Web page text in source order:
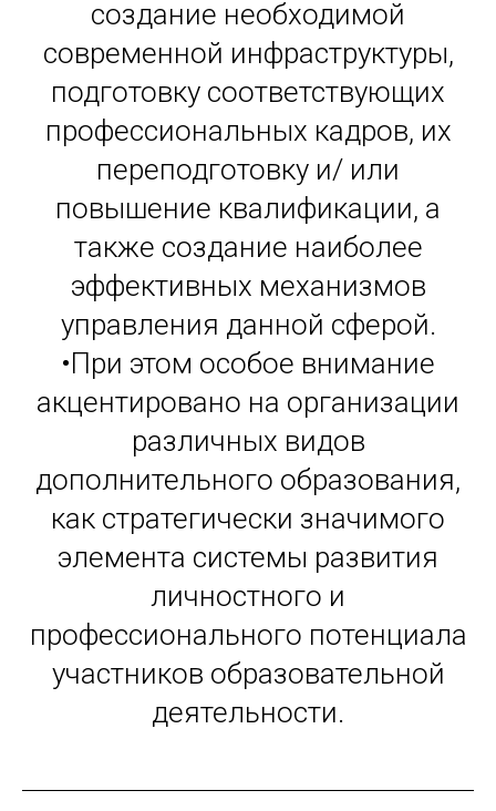
создание необходимой
современной инфраструктуры,
подготовку соответствующих
профессиональных кадров, их
переподготовку и/ или
повышение квалификации, а
также создание наиболее
эффективных механизмов
управления данной сферой.
•При этом особое внимание
акцентировано на организации
различных видов
дополнительного образования,
как стратегически значимого
элемента системы развития
личностного и
профессионального потенциала
участников образовательной
деятельности.